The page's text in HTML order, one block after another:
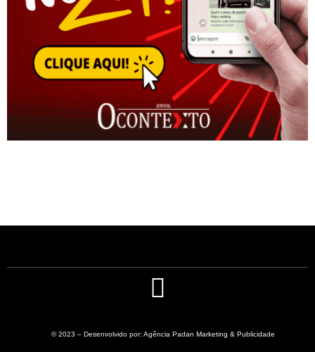
© 2023 – Desenvolvido por: Agência Padan Marketing & Publicidade